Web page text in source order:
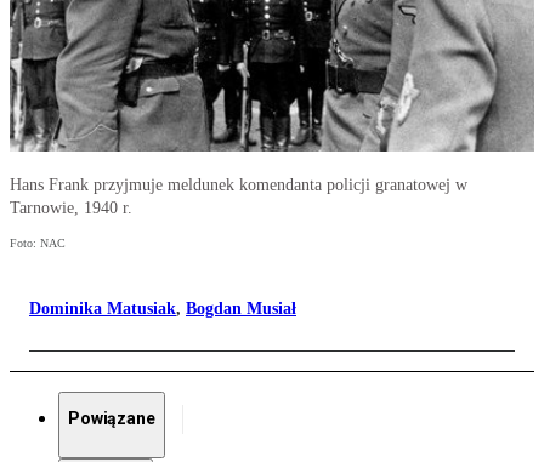
Hans Frank przyjmuje meldunek komendanta policji granatowej w
Tarnowie, 1940 r.
Foto: NAC
Dominika Matusiak, Bogdan Musiał
Powiązane